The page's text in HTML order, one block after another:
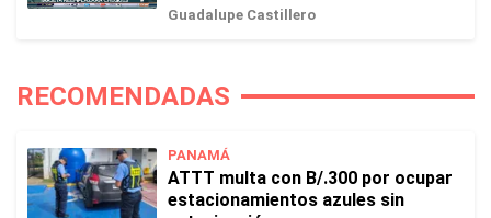
Guadalupe Castillero
RECOMENDADAS
PANAMÁ
ATTT multa con B/.300 por ocupar
estacionamientos azules sin